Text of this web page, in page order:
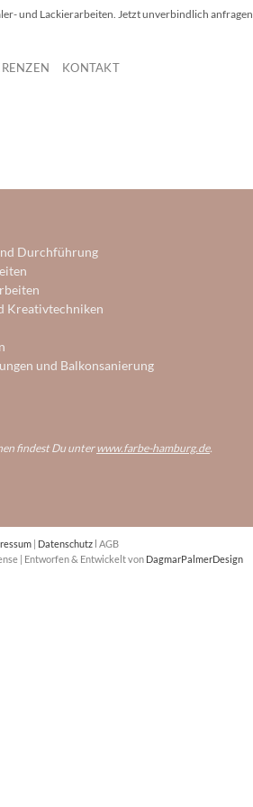
und Lackierarbeiten. Jetzt unverbindlich anfragen.
KONTAKT
Durchführung
Kreativtechniken
und Balkonsanierung
findest Du unterwww.farbe-hamburg.de.
Datenschutz l AGB
| Entworfen & Entwickelt von DagmarPalmerDesign